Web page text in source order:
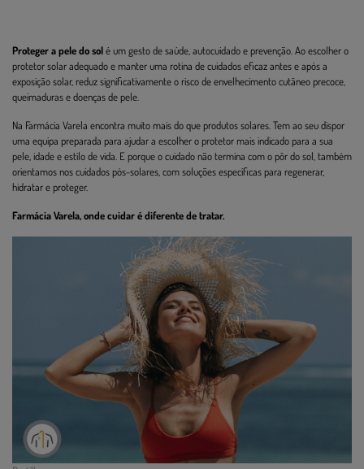
Proteger a pele do solé um gesto de saúde, autocuidado e prevenção. Ao escolher o
protetor solar adequado e manter uma rotina de cuidados eficaz antes e após a
exposição solar, reduz significativamente o risco de envelhecimento cutâneo precoce,
queimaduras e doenças de pele.
Na Farmácia Varela encontra muito mais do que produtos solares. Tem ao seu dispor
uma equipa preparada para ajudar a escolher o protetor mais indicado para a sua
pele, idade e estilo de vida. E porque o cuidado não termina com o pôr do sol, também
orientamos nos cuidados pós-solares, com soluções específicas para regenerar,
hidratar e proteger.
Farmácia Varela, onde cuidar é diferente de tratar.